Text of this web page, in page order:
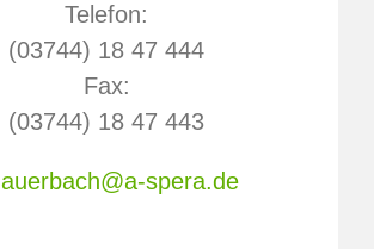
Telefon:
(03744) 18 47 444
Fax:
(03744) 18 47 443
auerbach@a-spera.de